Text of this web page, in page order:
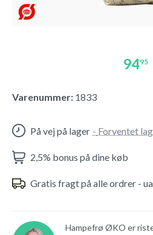
9495
Varenummer: 1833
På vej på lager - Forventet
2,5% bonus på dine køb
Gratis fragt på alle ordrer -
Hampefrø ØKO er